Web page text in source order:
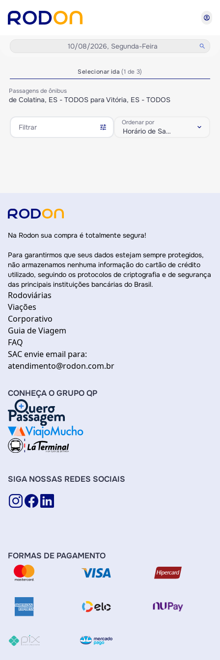
account_circle
10/08/2026, Segunda-Feira search
Selecionar ida(1 de 3)
Passagens de ônibus
de Colatina, ES - TODOS para Vitória, ES - TODOS
Filtrar tune Ordenar por
Horário de Saída keyboard_arrow_down
Na Rodon sua compra é totalmente segura!
Para garantirmos que seus dados estejam sempre protegidos,
não armazenamos nenhuma informação do cartão de crédito
utilizado, seguindo os protocolos de criptografia e de segurança
das principais instituições bancárias do Brasil.
Rodoviárias
Viações
Corporativo
Guia de Viagem
FAQ
SAC envie email para:
atendimento@rodon.com.br
CONHEÇA O GRUPO QP
SIGA NOSSAS REDES SOCIAIS
FORMAS DE PAGAMENTO